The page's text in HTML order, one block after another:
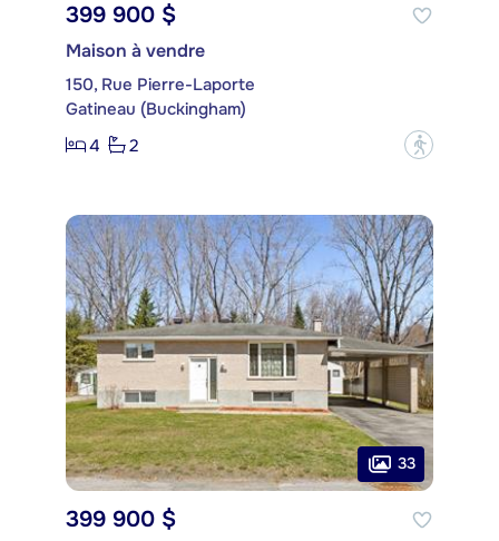
399 900 $
Maison à vendre
150, Rue Pierre-Laporte
Gatineau (Buckingham)
4
2 ?
33
399 900 $